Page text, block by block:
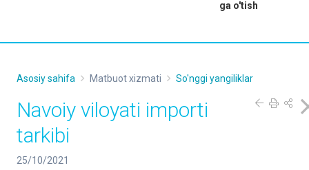
ga o'tish
Asosiy sahifa Matbuot xizmati So'nggi yangiliklar
Navoiy viloyati importi
tarkibi
25/10/2021